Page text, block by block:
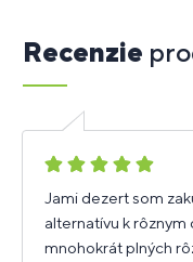
Recenzie
5
Jami dezert som
alternatívu k
mnohokrát plných